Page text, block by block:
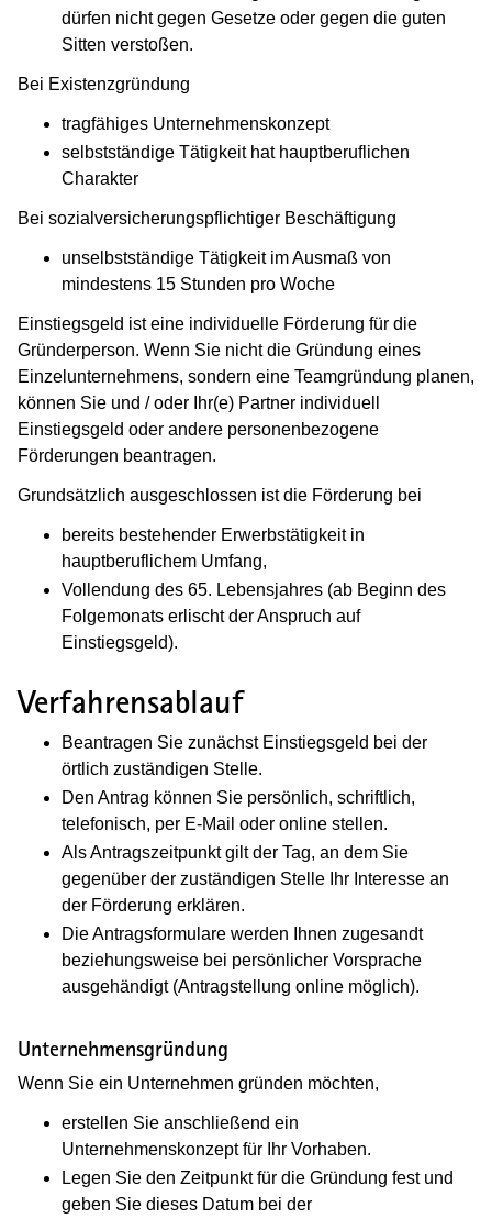
dürfen nicht gegen Gesetze oder gegen die guten
Sitten verstoßen.
Bei Existenzgründung
tragfähiges Unternehmenskonzept
selbstständige Tätigkeit hat hauptberuflichen
Charakter
Bei sozialversicherungspflichtiger Beschäftigung
unselbstständige Tätigkeit im Ausmaß von
mindestens 15 Stunden pro Woche
Einstiegsgeld ist eine individuelle Förderung für die
Gründerperson. Wenn Sie nicht die Gründung eines
Einzelunternehmens, sondern eine Teamgründung planen,
können Sie und / oder Ihr(e) Partner individuell
Einstiegsgeld oder andere personenbezogene
Förderungen beantragen.
Grundsätzlich ausgeschlossen ist die Förderung bei
bereits bestehender Erwerbstätigkeit in
hauptberuflichem Umfang,
Vollendung des 65. Lebensjahres (ab Beginn des
Folgemonats erlischt der Anspruch auf
Einstiegsgeld).
Verfahrensablauf
Beantragen Sie zunächst Einstiegsgeld bei der
örtlich zuständigen Stelle.
Den Antrag können Sie persönlich, schriftlich,
telefonisch, per E-Mail oder online stellen.
Als Antragszeitpunkt gilt der Tag, an dem Sie
gegenüber der zuständigen Stelle Ihr Interesse an
der Förderung erklären.
Die Antragsformulare werden Ihnen zugesandt
beziehungsweise bei persönlicher Vorsprache
ausgehändigt (Antragstellung online möglich).
Unternehmensgründung
Wenn Sie ein Unternehmen gründen möchten,
erstellen Sie anschließend ein
Unternehmenskonzept für Ihr Vorhaben.
Legen Sie den Zeitpunkt für die Gründung fest und
geben Sie dieses Datum bei der